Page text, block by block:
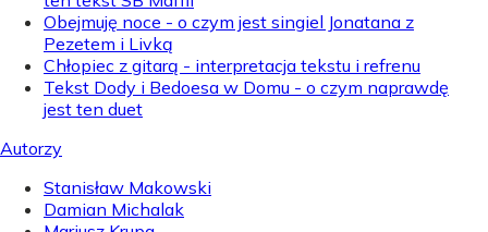
Obejmuję noce - o czym jest singiel Jonatana z
Pezetem i Livką
Chłopiec z gitarą - interpretacja tekstu i refrenu
Tekst Dody i Bedoesa w Domu - o czym naprawdę
jest ten duet
Autorzy
Stanisław Makowski
Damian Michalak